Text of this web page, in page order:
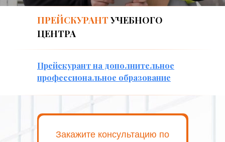
ПРЕЙСКУРАНТ УЧЕБНОГО
ЦЕНТРА
Прейскурант на дополнительное
профессиональное образование
Закажите консультацию по